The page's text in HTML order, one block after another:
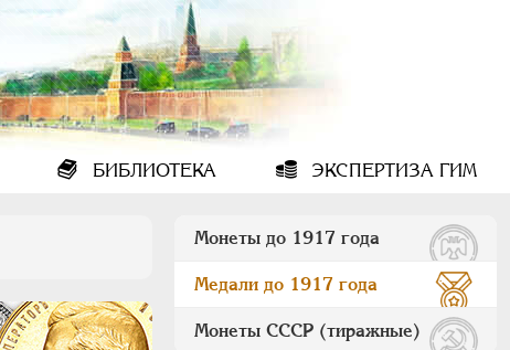
БИБЛИОТЕКА ЭКСПЕРТИЗА ГИМ
Монеты до 1917 года
Медали до 1917 года
Монеты СССР (тиражные)